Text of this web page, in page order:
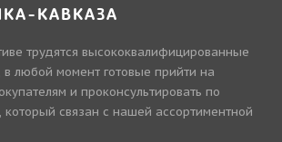
КАВКАЗА
трудятся высококвалифицированные
любой момент готовые прийти на
и проконсультировать по
связан с нашей ассортиментной